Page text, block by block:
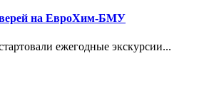
на ЕвроХим-БМУ
ежегодные экскурсии...